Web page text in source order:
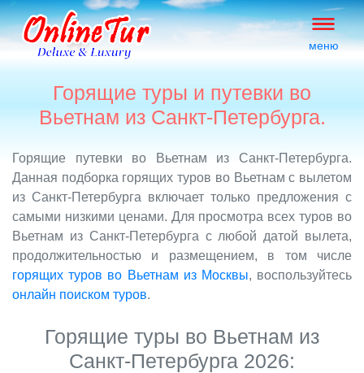
меню
Горящие туры и путевки во
Вьетнам из Санкт-Петербурга.
Горящие путевки во Вьетнам из Санкт-Петербурга.
Данная подборка горящих туров во Вьетнам с вылетом
из Санкт-Петербурга включает только предложения с
самыми низкими ценами. Для просмотра всех туров во
Вьетнам из Санкт-Петербурга с любой датой вылета,
продолжительностью и размещением, в том числе
горящих туров во Вьетнам из Москвы, воспользуйтесь
онлайн поиском туров.
Горящие туры во Вьетнам из
Санкт-Петербурга 2026: